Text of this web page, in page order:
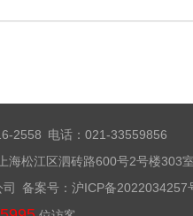
2558 电话：021-33559856
海松江区泗砖路600号2号楼303室
备案号： 沪ICP备2022034257